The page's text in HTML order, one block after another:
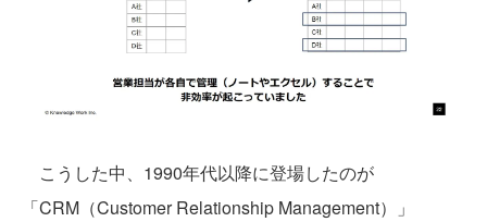
こうした中、1990年代以降に登場したのが
「CRM（Customer Relationship Management）」